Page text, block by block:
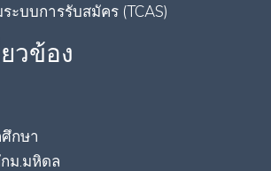
ะบบการรับสมัคร (TCAS)
วข้อง
กษา
ม.มหิดล